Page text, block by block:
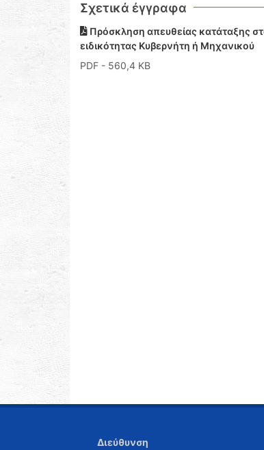
Σχετικά έγγραφα
Πρόσκληση απευθείας κατάταξης
ειδικότητας Κυβερνήτη ή Μηχανικού
PDF - 560,4 KB
Διεύθυνση